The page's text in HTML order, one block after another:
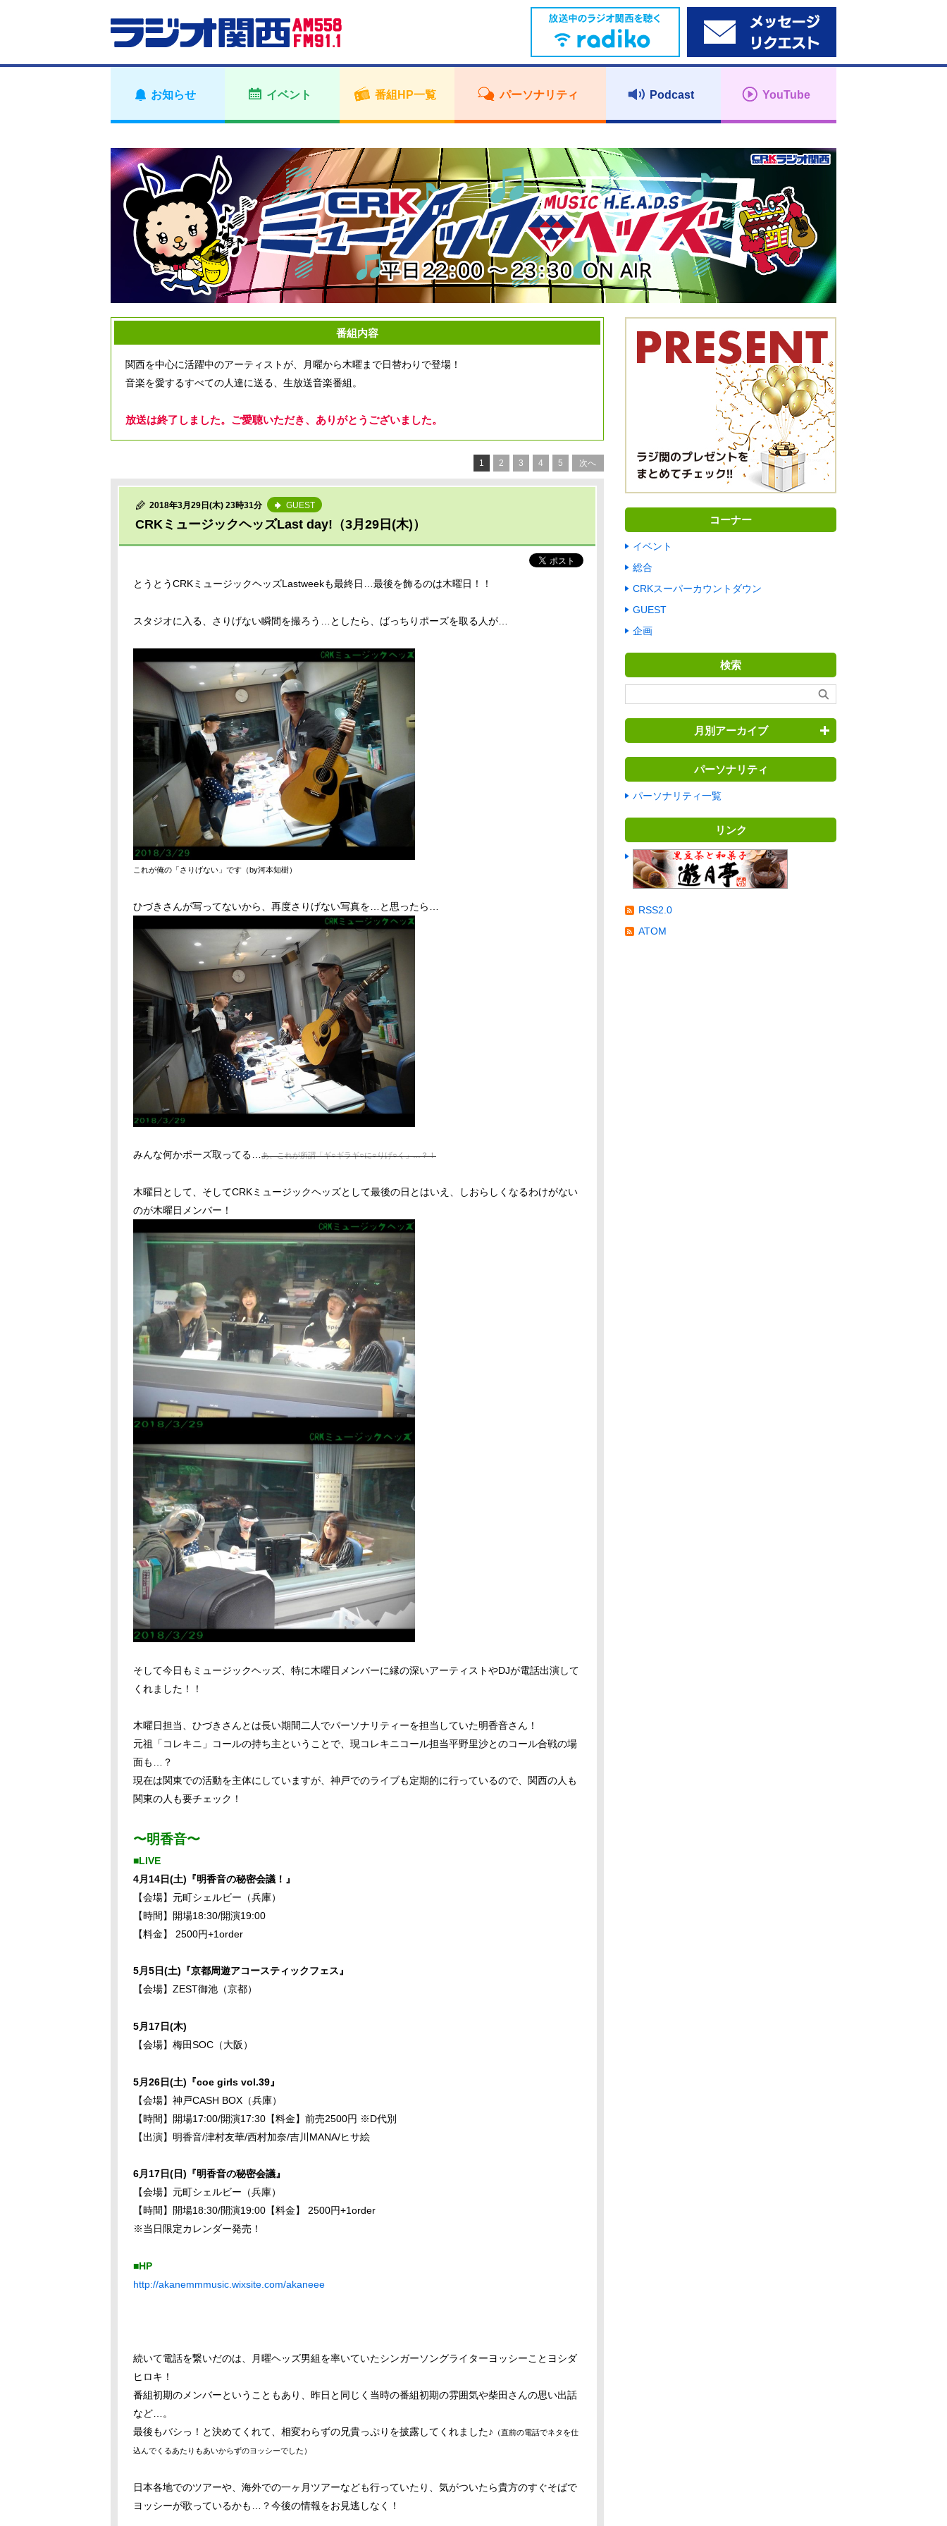
お知らせ イベント 番組HP一覧 パーソナリティ Podcast YouTube
番組内容
関西を中心に活躍中のアーティストが、月曜から木曜まで日替わりで登場！
音楽を愛するすべての人達に送る、生放送音楽番組。
放送は終了しました。ご愛聴いただき、ありがとうございました。
1 2 3 4 5 次へ
2018年3月29日(木) 23時31分 GUEST
CRKミュージックヘッズLast day!（3月29日(木)）
とうとうCRKミュージックヘッズLastweekも最終日…最後を飾るのは木曜日！！
スタジオに入る、さりげない瞬間を撮ろう…としたら、ばっちりポーズを取る人が…
これが俺の「さりげない」です（by河本知樹）
ひづきさんが写ってないから、再度さりげない写真を…と思ったら…
みんな何かポーズ取ってる…あ、これが所謂「ギ○ギラギ○に○りげ○く」…？！
木曜日として、そしてCRKミュージックヘッズとして最後の日とはいえ、しおらしくなるわけがない
のが木曜日メンバー！
そして今日もミュージックヘッズ、特に木曜日メンバーに縁の深いアーティストやDJが電話出演して
くれました！！
木曜日担当、ひづきさんとは長い期間二人でパーソナリティーを担当していた明香音さん！
元祖「コレキニ」コールの持ち主ということで、現コレキニコール担当平野里沙とのコール合戦の場
面も…？
現在は関東での活動を主体にしていますが、神戸でのライブも定期的に行っているので、関西の人も
関東の人も要チェック！
〜明香音〜
■LIVE
4月14日(土)『明香音の秘密会議！』
【会場】元町シェルビー（兵庫）
【時間】開場18:30/開演19:00
【料金】 2500円+1order
5月5日(土)『京都周遊アコースティックフェス』
【会場】ZEST御池（京都）
5月17日(木)
【会場】梅田SOC（大阪）
5月26日(土)『coe girls vol.39』
【会場】神戸CASH BOX（兵庫）
【時間】開場17:00/開演17:30【料金】前売2500円 ※D代別
【出演】明香音/津村友華/西村加奈/吉川MANA/ヒサ絵
6月17日(日)『明香音の秘密会議』
【会場】元町シェルビー（兵庫）
【時間】開場18:30/開演19:00【料金】 2500円+1order
※当日限定カレンダー発売！
■HP
http://akanemmmusic.wixsite.com/akaneee
続いて電話を繋いだのは、月曜ヘッズ男組を率いていたシンガーソングライターヨッシーことヨシダ
ヒロキ！
番組初期のメンバーということもあり、昨日と同じく当時の番組初期の雰囲気や柴田さんの思い出話
など…。
最後もバシっ！と決めてくれて、相変わらずの兄貴っぷりを披露してくれました♪ （直前の電話でネタを仕
込んでくるあたりもあいからずのヨッシーでした）
日本各地でのツアーや、海外での一ヶ月ツアーなども行っていたり、気がついたら貴方のすぐそばで
ヨッシーが歌っているかも…？今後の情報をお見逃しなく！
コーナー
イベント
総合
CRKスーパーカウントダウン
GUEST
企画
検索
月別アーカイブ
パーソナリティ
パーソナリティ一覧
リンク
RSS2.0
ATOM